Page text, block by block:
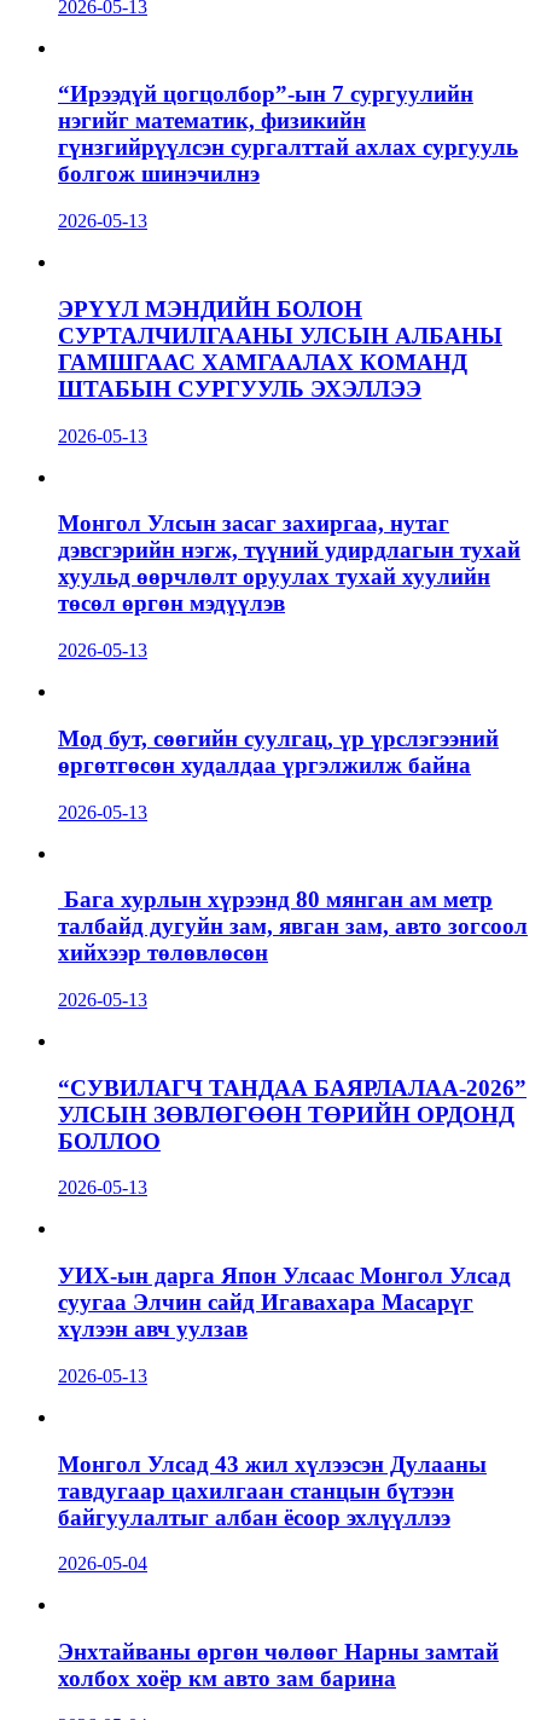
2026-05-13
“Ирээдүй цогцолбор”-ын 7 сургуулийн
нэгийг математик, физикийн
гүнзгийрүүлсэн сургалттай ахлах сургууль
болгож шинэчилнэ
2026-05-13
ЭРҮҮЛ МЭНДИЙН БОЛОН
СУРТАЛЧИЛГААНЫ УЛСЫН АЛБАНЫ
ГАМШГААС ХАМГААЛАХ КОМАНД
ШТАБЫН СУРГУУЛЬ ЭХЭЛЛЭЭ
2026-05-13
Монгол Улсын засаг захиргаа, нутаг
дэвсгэрийн нэгж, түүний удирдлагын тухай
хуульд өөрчлөлт оруулах тухай хуулийн
төсөл өргөн мэдүүлэв
2026-05-13
Мод бут, сөөгийн суулгац, үр үрслэгээний
өргөтгөсөн худалдаа үргэлжилж байна
2026-05-13
Бага хурлын хүрээнд 80 мянган ам метр
талбайд дугуйн зам, явган зам, авто зогсоол
хийхээр төлөвлөсөн
2026-05-13
“СУВИЛАГЧ ТАНДАА БАЯРЛАЛАА-2026”
УЛСЫН ЗӨВЛӨГӨӨН ТӨРИЙН ОРДОНД
БОЛЛОО
2026-05-13
УИХ-ын дарга Япон Улсаас Монгол Улсад
суугаа Элчин сайд Игавахара Масарүг
хүлээн авч уулзав
2026-05-13
Монгол Улсад 43 жил хүлээсэн Дулааны
тавдугаар цахилгаан станцын бүтээн
байгуулалтыг албан ёсоор эхлүүллээ
2026-05-04
Энхтайваны өргөн чөлөөг Нарны замтай
холбох хоёр км авто зам барина